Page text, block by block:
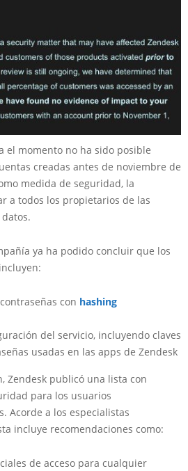
el momento no ha sido posible
creadas antes de noviembre de
medida de seguridad, la
a todos los propietarios de las
ya ha podido concluir que los
con hashing
del servicio, incluyendo claves
usadas en las apps de Zendesk
Zendesk publicó una lista con
para los usuarios
Acorde a los especialistas
incluye recomendaciones como:
de acceso para cualquier